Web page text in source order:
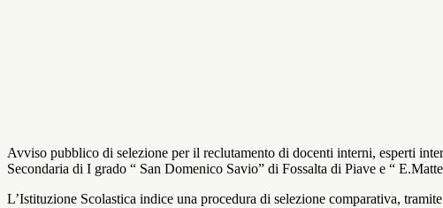
Avviso pubblico di selezione per il reclutamento di docenti interni, esperti
Secondaria di I grado “ San Domenico Savio” di Fossalta di Piave e “
L’Istituzione Scolastica indice una procedura di selezione comparativa,